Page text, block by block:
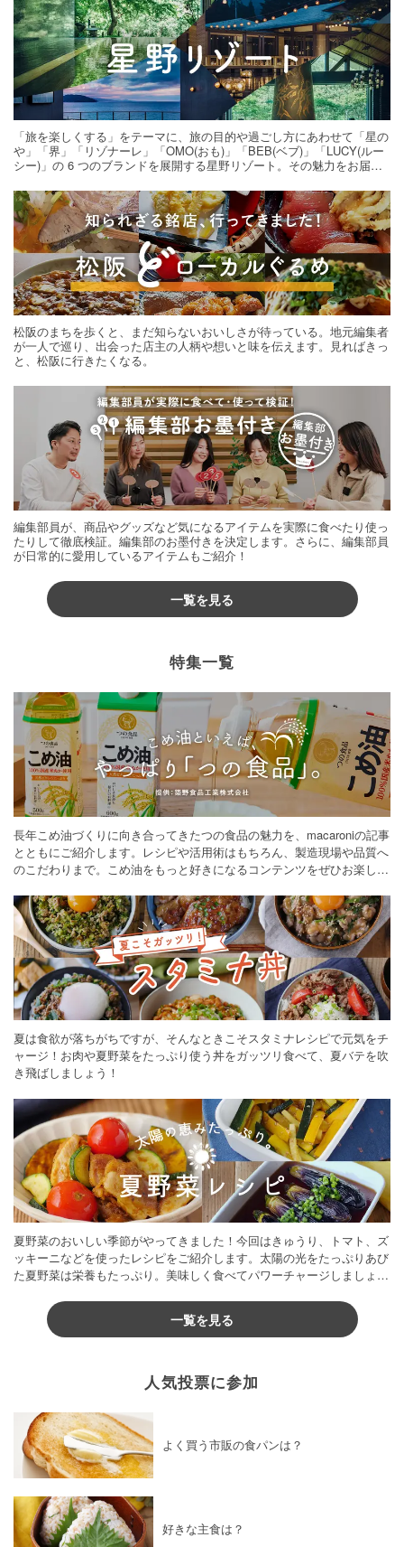
「旅を楽しくする」をテーマに、旅の目的や過ごし方にあわせて「星の
や」「界」「リゾナーレ」「OMO(おも)」「BEB(ベブ)」「LUCY(ルー
シー)」の 6 つのブランドを展開する星野リゾート。その魅力をお届け
松阪のまちを歩くと、まだ知らないおいしさが待っている。地元編集者
が一人で巡り、出会った店主の人柄や想いと味を伝えます。見ればきっ
と、松阪に行きたくなる。
編集部員が、商品やグッズなど気になるアイテムを実際に食べたり使っ
たりして徹底検証。編集部のお墨付きを決定します。さらに、編集部員
が日常的に愛用しているアイテムもご紹介！
一覧を見る
特集一覧
長年こめ油づくりに向き合ってきたつの食品の魅力を、macaroniの記事
とともにご紹介します。レシピや活用術はもちろん、製造現場や品質へ
のこだわりまで。こめ油をもっと好きになるコンテンツをぜひお楽しみ
夏は食欲が落ちがちですが、そんなときこそスタミナレシピで元気をチ
ャージ！お肉や夏野菜をたっぷり使う丼をガッツリ食べて、夏バテを吹
き飛ばしましょう！
夏野菜のおいしい季節がやってきました！今回はきゅうり、トマト、ズ
ッキーニなどを使ったレシピをご紹介します。太陽の光をたっぷりあび
た夏野菜は栄養もたっぷり。美味しく食べてパワーチャージしましょう
一覧を見る
人気投票に参加
よく買う市販の食パンは？
好きな主食は？